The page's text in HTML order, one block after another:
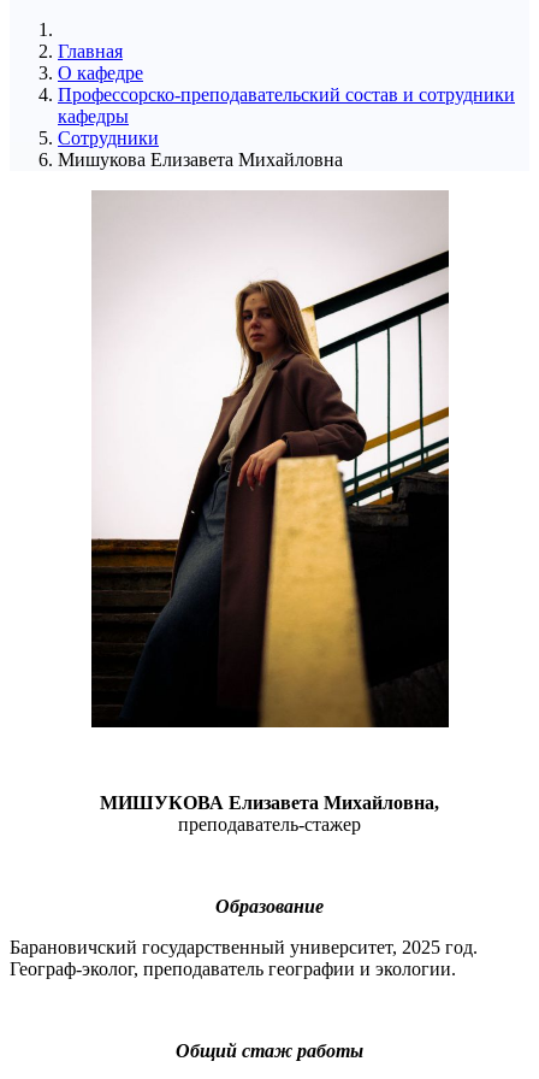
Главная
О кафедре
Профессорско-преподавательский состав и сотрудники
кафедры
Сотрудники
Мишукова Елизавета Михайловна
МИШУКОВА Елизавета Михайловна,
преподаватель-стажер
Образование
Барановичский государственный университет, 2025 год.
Географ-эколог, преподаватель географии и экологии.
Общий стаж работы